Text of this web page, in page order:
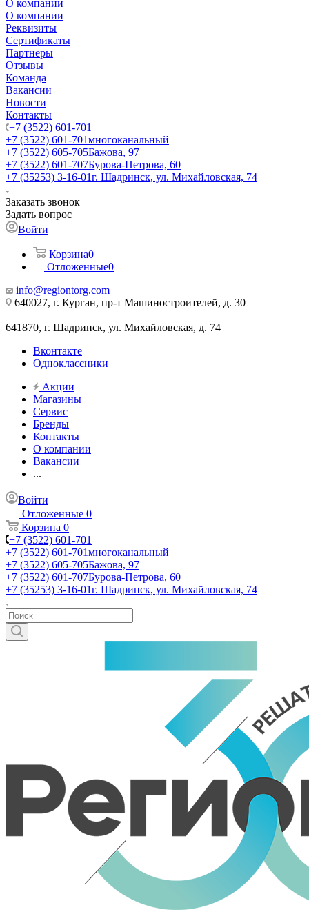
О компании
О компании
Реквизиты
Сертификаты
Партнеры
Отзывы
Команда
Вакансии
Новости
Контакты
+7 (3522) 601-701
+7 (3522) 601-701многоканальный
+7 (3522) 605-705Бажова, 97
+7 (3522) 601-707Бурова-Петрова, 60
+7 (35253) 3-16-01г. Шадринск, ул. Михайловская, 74
Заказать звонок
Задать вопрос
Войти
Корзина0
Отложенные0
info@regiontorg.com
640027, г. Курган, пр-т Машиностроителей, д. 30
641870, г. Шадринск, ул. Михайловская, д. 74
Вконтакте
Одноклассники
Акции
Магазины
Сервис
Бренды
Контакты
О компании
Вакансии
...
Войти
Отложенные 0
Корзина 0
+7 (3522) 601-701
+7 (3522) 601-701многоканальный
+7 (3522) 605-705Бажова, 97
+7 (3522) 601-707Бурова-Петрова, 60
+7 (35253) 3-16-01г. Шадринск, ул. Михайловская, 74